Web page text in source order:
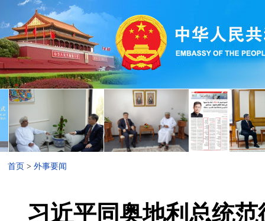
首页 > 外事要闻
习近平同奥地利总统